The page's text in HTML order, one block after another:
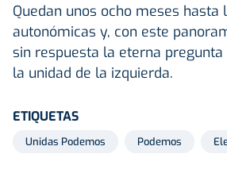
Quedan unos ocho meses hasta
autonómicas y, con este
sin respuesta la eterna
la unidad de la izquierda.
ETIQUETAS
Unidas Podemos Podemos